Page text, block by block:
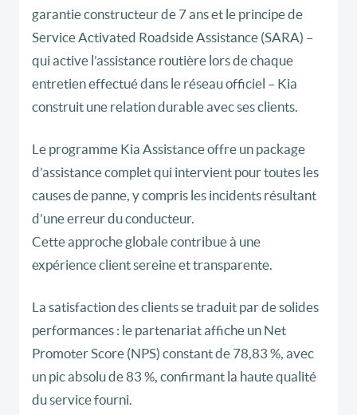
garantie constructeur de 7 ans et le principe de
Service Activated Roadside Assistance (SARA) –
qui active l’assistance routière lors de chaque
entretien effectué dans le réseau officiel – Kia
construit une relation durable avec ses clients.
Le programme Kia Assistance offre un package
d’assistance complet qui intervient pour toutes les
causes de panne, y compris les incidents résultant
d’une erreur du conducteur.
Cette approche globale contribue à une
expérience client sereine et transparente.
La satisfaction des clients se traduit par de solides
performances : le partenariat affiche un Net
Promoter Score (NPS) constant de 78,83 %, avec
un pic absolu de 83 %, confirmant la haute qualité
du service fourni.